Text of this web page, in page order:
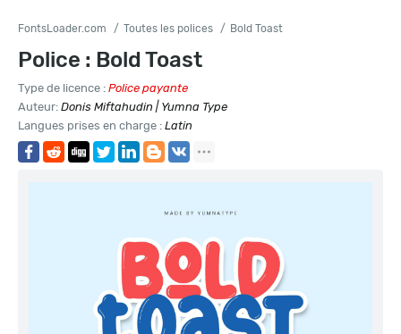
FontsLoader.com Toutes les polices Bold Toast
Police : Bold Toast
Type de licence : Police payante
Auteur: Donis Miftahudin | Yumna Type
Langues prises en charge : Latin